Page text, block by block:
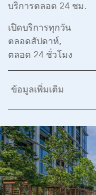
บริการตลอด 24 ชม.
เปิดบริการทุกวัน
ตลอดสัปดาห์,
ตลอด 24 ชั่วโมง
ข้อมูลเพิ่มเติม